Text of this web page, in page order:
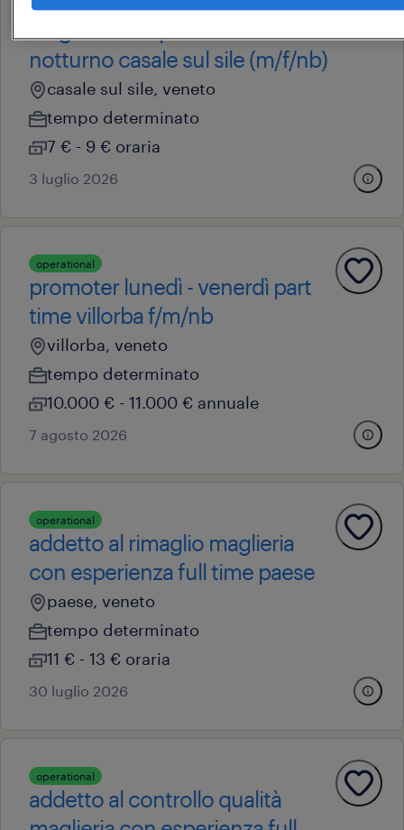
operational
notturno casale sul sile (m/f/nb)
casale sul sile, veneto
tempo determinato
7 € - 9 € oraria
3 luglio 2026
operational
promoter lunedì - venerdì part
time villorba f/m/nb
villorba, veneto
tempo determinato
10.000 € - 11.000 € annuale
7 agosto 2026
operational
addetto al rimaglio maglieria
con esperienza full time paese
paese, veneto
tempo determinato
11 € - 13 € oraria
30 luglio 2026
operational
addetto al controllo qualità